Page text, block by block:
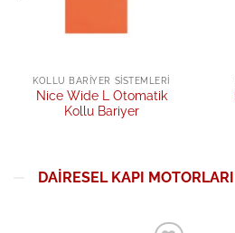
KOLLU BARIYER SISTEMLERI
Nice Wide L Otomatik
Kollu Bariyer
DAIRESEL KAPI MOTORLARI